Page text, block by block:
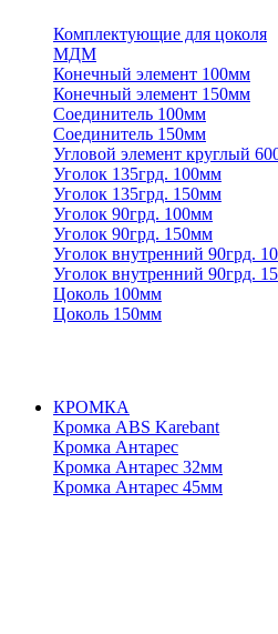
Комплектующие для цоколя
МДМ
Конечный элемент 100мм
Конечный элемент 150мм
Соединитель 100мм
Соединитель 150мм
Угловой элемент круглый
Уголок 135грд. 100мм
Уголок 135грд. 150мм
Уголок 90грд. 100мм
Уголок 90грд. 150мм
Уголок внутренний 90грд.
Уголок внутренний 90грд.
Цоколь 100мм
Цоколь 150мм
КРОМКА
Кромка ABS Karebant
Кромка Антарес
Кромка Антарес 32мм
Кромка Антарес 45мм